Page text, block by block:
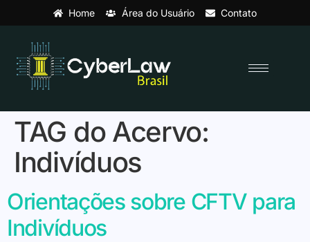
Home Área do Usuário Contato
TAG do Acervo:
Indivíduos
Orientações sobre CFTV para
Indivíduos